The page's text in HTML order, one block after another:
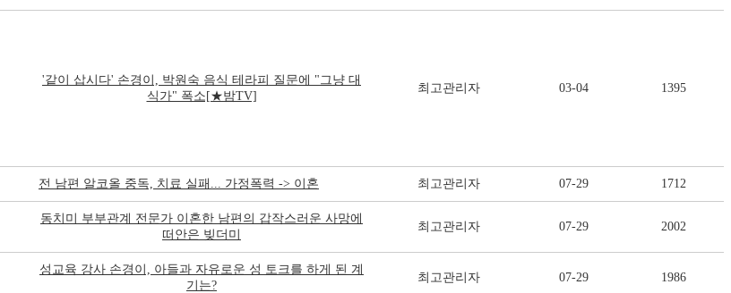
'같이 삽시다' 손경이, 박원숙 음식 테라피 질문에 "그냥 대
식가" 폭소[★밤TV]
최고관리자 03-04 1395
전 남편 알코올 중독, 치료 실패... 가정폭력 -> 이혼 최고관리자 07-29 1712
동치미 부부관계 전문가 이혼한 남편의 갑작스러운 사망에
떠안은 빚더미
최고관리자 07-29 2002
성교육 강사 손경이, 아들과 자유로운 성 토크를 하게 된 계
기는?
최고관리자 07-29 1986